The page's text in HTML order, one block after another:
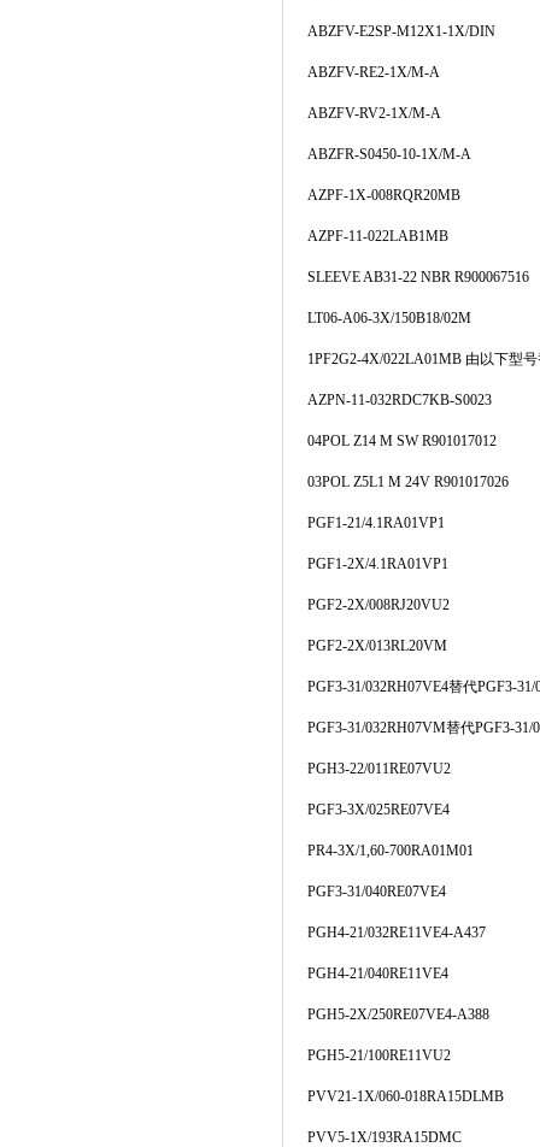
ABZFV-E2SP-M12X1-1X/DIN
ABZFV-RE2-1X/M-A
ABZFV-RV2-1X/M-A
ABZFR-S0450-10-1X/M-A
AZPF-1X-008RQR20MB
AZPF-11-022LAB1MB
SLEEVE AB31-22 NBR R900067516
LT06-A06-3X/150B18/02M
1PF2G2-4X/022LA01MB 由以下型
AZPN-11-032RDC7KB-S0023
04POL Z14 M SW R901017012
03POL Z5L1 M 24V R901017026
PGF1-21/4.1RA01VP1
PGF1-2X/4.1RA01VP1
PGF2-2X/008RJ20VU2
PGF2-2X/013RL20VM
PGF3-31/032RH07VE4替代PGF3-31/
PGF3-31/032RH07VM替代PGF3-31/
PGH3-22/011RE07VU2
PGF3-3X/025RE07VE4
PR4-3X/1,60-700RA01M01
PGF3-31/040RE07VE4
PGH4-21/032RE11VE4-A437
PGH4-21/040RE11VE4
PGH5-2X/250RE07VE4-A388
PGH5-21/100RE11VU2
PVV21-1X/060-018RA15DLMB
PVV5-1X/193RA15DMC